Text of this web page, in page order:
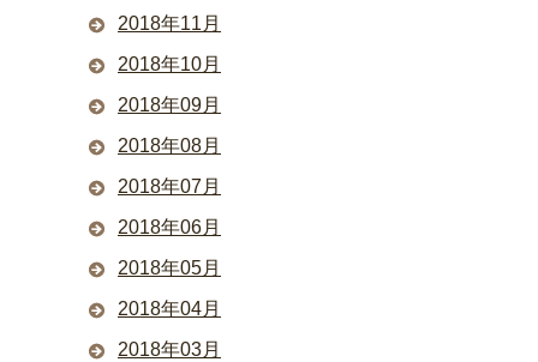
2018年11月
2018年10月
2018年09月
2018年08月
2018年07月
2018年06月
2018年05月
2018年04月
2018年03月